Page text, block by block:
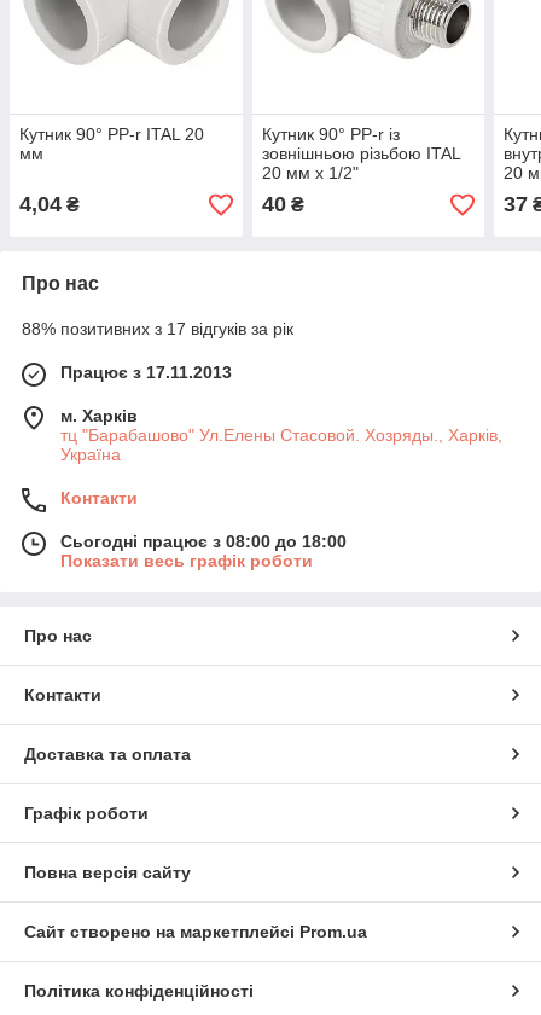
Кутник 90° PP-r ITAL 20
мм
4,04 ₴
Кутник 90° PP-r із
зовнішньою різьбою ITAL
20 мм х 1/2"
40₴
20
37
Про нас
88% позитивних з 17 відгуків за рік
Працює з 17.11.2013
м. Харків
тц "Барабашово" Ул.Елены Стасовой. Хозряды., Харків,
Україна
Контакти
Сьогодні працює з 08:00 до 18:00
Показати весь графік роботи
Про нас
Контакти
Доставка та оплата
Графік роботи
Повна версія сайту
Сайт створено на маркетплейсі Prom.ua
Політика конфіденційності